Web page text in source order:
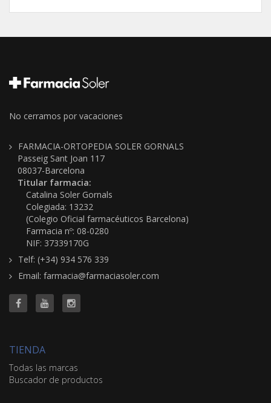
No cerramos por vacaciones
FARMACIA-ORTOPEDIA SOLER GORNALS
Passeig Sant Joan 117
08037-Barcelona
Titular farmacia:
Catalina Soler Gornals
Colegiada: 13232
(Colegio Oficial farmacéuticos Barcelona)
Farmacia nº: 08-0280
NIF: 37339170G
Telf: (+34) 934 576 339
Email: farmacia@farmaciasoler.com
TIENDA
Todas las marcas
Buscador de productos